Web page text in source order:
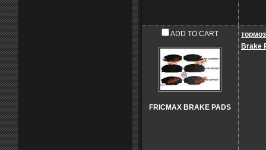
ADD TO CART
FRICMAX BRAKE PADS
Brake